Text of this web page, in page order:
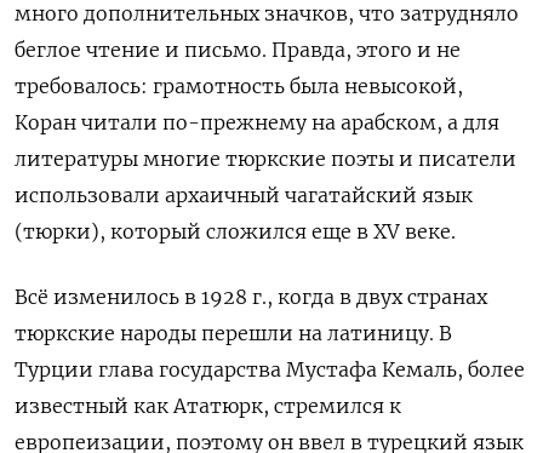
много дополнительных значков, что затрудняло
беглое чтение и письмо. Правда, этого и не
требовалось: грамотность была невысокой,
Коран читали по-прежнему на арабском, а для
литературы многие тюркские поэты и писатели
использовали архаичный чагатайский язык
(тюрки), который сложился еще в XV веке.
Всё изменилось в 1928 г., когда в двух странах
тюркские народы перешли на латиницу. В
Турции глава государства Мустафа Кемаль, более
известный как Ататюрк, стремился к
европеизации, поэтому он ввел в турецкий язык